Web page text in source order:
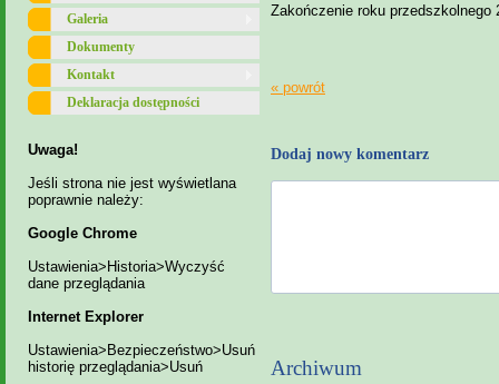
Galeria
Dokumenty
Kontakt
Deklaracja dostępności
Uwaga!
Jeśli strona nie jest wyświetlana
poprawnie należy:
Google Chrome
Ustawienia>Historia>Wyczyść
dane przeglądania
Internet Explorer
Ustawienia>Bezpieczeństwo>Usuń
historię przeglądania>Usuń
Zakończenie roku przedszkolnego
« powrót
Dodaj nowy komentarz
Archiwum